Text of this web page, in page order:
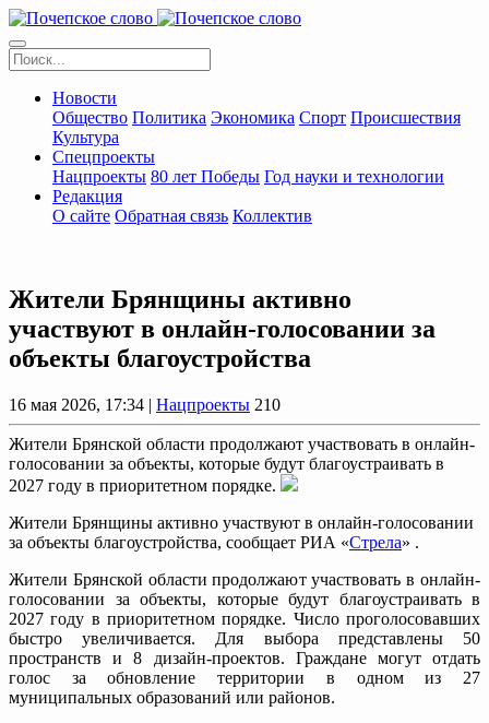
Новости
Общество Политика Экономика Спорт Происшествия
Культура
Спецпроекты
Нацпроекты 80 лет Победы Год науки и технологии
Редакция
О сайте Обратная связь Коллектив
Жители Брянщины активно
участвуют в онлайн-голосовании за
объекты благоустройства
16 мая 2026, 17:34 | Нацпроекты 210
Жители Брянской области продолжают участвовать в онлайн-
голосовании за объекты, которые будут благоустраивать в
2027 году в приоритетном порядке.
Жители Брянщины активно участвуют в онлайн-голосовании
за объекты благоустройства, сообщает РИА «Стрела» .
Жители Брянской области продолжают участвовать в онлайн-
голосовании за объекты, которые будут благоустраивать в
2027 году в приоритетном порядке. Число проголосовавших
быстро увеличивается. Для выбора представлены 50
пространств и 8 дизайн-проектов. Граждане могут отдать
голос за обновление территории в одном из 27
муниципальных образований или районов.